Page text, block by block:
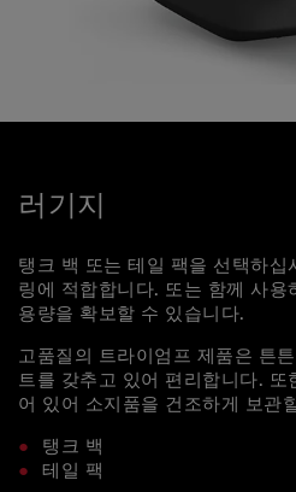
러기지
탱크 백 또는 테일 팩을 선택하십
링에 적합합니다. 또는 함께 사용
용량을 확보할 수 있습니다.
고품질의 트라이엄프 제품은 튼
트를 갖추고 있어 편리합니다. 또
어 있어 소지품을 건조하게 보관
탱크 백
테일 팩